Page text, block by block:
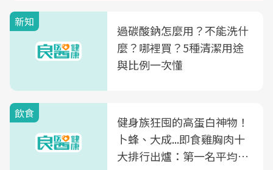
新知
過碳酸鈉怎麼用？不能洗什
麼？哪裡買？5種清潔用途
與比例一次懂
飲食
健身族狂囤的高蛋白神物！
卜蜂、大成...即食雞胸肉十
大排行出爐：第一名平均一